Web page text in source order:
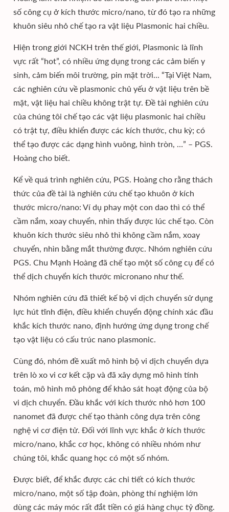
số công cụ ở kích thước micro/nano, từ đó tạo ra những
khuôn siêu nhỏ chế tạo ra vật liệu Plasmonic hai chiều.
Hiện trong giới NCKH trên thế giới, Plasmonic là lĩnh
vực rất “hot”, có nhiều ứng dụng trong các cảm biến y
sinh, cảm biến môi trường, pin mặt trời... “Tại Việt Nam,
các nghiên cứu về plasmonic chủ yếu ở vật liệu trên bề
mặt, vật liệu hai chiều không trật tự. Đề tài nghiên cứu
của chúng tôi chế tạo các vật liệu plasmonic hai chiều
có trật tự, điều khiển được các kích thước, chu kỳ; có
thể tạo được các dạng hình vuông, hình tròn, …” – PGS.
Hoàng cho biết.
Kể về quá trình nghiên cứu, PGS. Hoàng cho rằng thách
thức của đề tài là nghiên cứu chế tạo khuôn ở kích
thước micro/nano: Ví dụ phay một con dao thì có thể
cầm nắm, xoay chuyển, nhìn thấy được lúc chế tạo. Còn
khuôn kích thước siêu nhỏ thì không cầm nắm, xoay
chuyển, nhìn bằng mắt thường được. Nhóm nghiên cứu
PGS. Chu Mạnh Hoàng đã chế tạo một số công cụ để có
thể dịch chuyển kích thước micronano như thế.
Nhóm nghiên cứu đã thiết kế bộ vi dịch chuyển sử dụng
lực hút tĩnh điện, điều khiển chuyển động chính xác đầu
khắc kích thước nano, định hướng ứng dụng trong chế
tạo vật liệu có cấu trúc nano plasmonic.
Cùng đó, nhóm đề xuất mô hình bộ vi dịch chuyển dựa
trên lò xo vi cơ kết cặp và đã xây dựng mô hình tính
toán, mô hình mô phỏng để khảo sát hoạt động của bộ
vi dịch chuyển. Đầu khắc với kích thước nhỏ hơn 100
nanomet đã được chế tạo thành công dựa trên công
nghệ vi cơ điện tử. Đối với lĩnh vực khắc ở kích thước
micro/nano, khắc cơ học, không có nhiều nhóm như
chúng tôi, khắc quang học có một số nhóm.
Được biết, để khắc được các chi tiết có kích thước
micro/nano, một số tập đoàn, phòng thí nghiệm lớn
dùng các máy móc rất đắt tiền có giá hàng chục tỷ đồng.